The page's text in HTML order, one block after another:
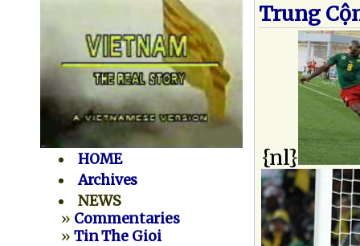
HOME
Archives
NEWS
» Commentaries
» Tin The Gioi
Trung
{nl}